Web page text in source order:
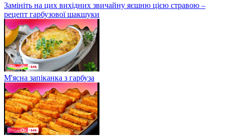
Замініть на цих вихідних звичайну яєшню цією стравою –
рецепт гарбузової шакшуки
М'ясна запіканка з гарбуза